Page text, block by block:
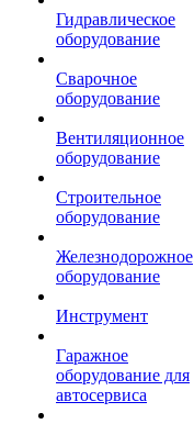
Гидравлическое
оборудование
Сварочное
оборудование
Вентиляционное
оборудование
Строительное
оборудование
Железнодорожное
оборудование
Инструмент
Гаражное
оборудование для
автосервиса